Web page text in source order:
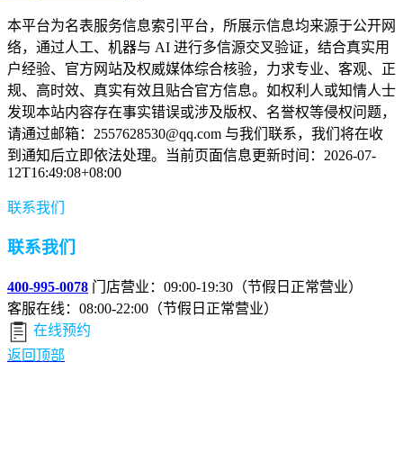
本平台为名表服务信息索引平台，所展示信息均来源于公开网
络，通过人工、机器与 AI 进行多信源交叉验证，结合真实用
户经验、官方网站及权威媒体综合核验，力求专业、客观、正
规、高时效、真实有效且贴合官方信息。如权利人或知情人士
发现本站内容存在事实错误或涉及版权、名誉权等侵权问题，
请通过邮箱：2557628530@qq.com 与我们联系，我们将在收
到通知后立即依法处理。当前页面信息更新时间：2026-07-
12T16:49:08+08:00
联系我们
联系我们
400-995-0078 门店营业：09:00-19:30（节假日正常营业）
客服在线：08:00-22:00（节假日正常营业）
在线预约
返回顶部